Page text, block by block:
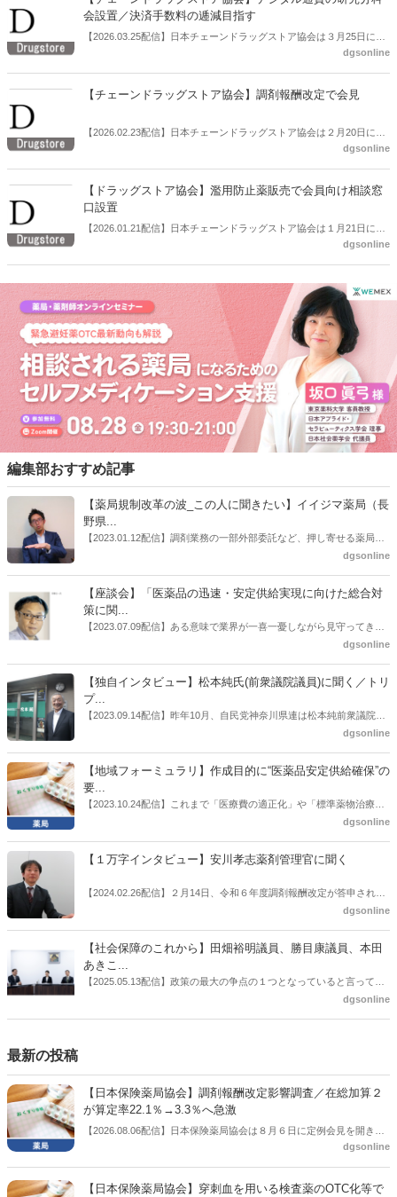
会設置／決済手数料の逓減目指す
【2026.03.25配信】日本チェーンドラッグストア協会は３月25日に定
例会見を開いた。この中でデジタル通貨の研究、検討を行う分科会を
dgsonline
【チェーンドラッグストア協会】調剤報酬改定で会見
【2026.02.23配信】日本チェーンドラッグストア協会は２月20日に会
見を開き、「令和８年度調剤報酬改定に対する見解」を公表、説明し
dgsonline
【ドラッグストア協会】濫用防止薬販売で会員向け相談窓
口設置
【2026.01.21配信】日本チェーンドラッグストア協会は１月21日に定
dgsonline
編集部おすすめ記事
【薬局規制改革の波_この人に聞きたい】イイジマ薬局（長
野県...
【2023.01.12配信】調剤業務の一部外部委託など、押し寄せる薬局業
界への規制改革の波。この規制改革の波を薬局業界はどう受け止めた
はないだろうか。本紙ではこうした問題について、厚労省「薬局薬剤
師の業務及び薬局の機能に関するワーキンググループ」に参考人とし
ても出席していたイイジマ薬局（長野県上田市）開設者である飯島裕
dgsonline
【座談会】「医薬品の迅速・安定供給実現に向けた総合対
策に関...
【2023.07.09配信】ある意味で業界が一喜一憂しながら見守ってきた
厚労省「医薬品の迅速・安定供給実現に向けた総合対策に関する有識
書がとりまとめられた。ドラビズon-lineでは検討会を総括する目的で
厚労省医政局医薬産業振興・医療情報企画課長（医薬産業振興・医療
情報企画課セルフケア・セルフメディケーション推進室長併任）安藤
公一氏や青山学院大学名誉教授の三村優美子氏、 日本保険薬局協会医
dgsonline
【独自インタビュー】松本純氏(前衆議院議員)に聞く／トリ
プ...
【2023.09.14配信】昨年10月、自民党神奈川県連は松本純前衆議院議
員を「自民党神奈川1区」（横浜市中区・磯子区・金沢区）の支部長
候補の前提となるもの。薬剤師に関わる政策に広く・深く関わってき
た同氏の復活に向けた薬剤師業界の期待には熱いものがある。不透明
感の払拭できない医療・介護・障害者サービスのトリプル改定等へ
の、薬剤師業界の強い危機感の裏返しといってもいいだろう。本稿で
dgsonline
【地域フォーミュラリ】作成目的に“医薬品安定供給確保”の
要...
【2023.10.24配信】これまで「医療費の適正化」や「標準薬物治療の
推進」などが目的とされることが多かった地域フォーミュラリの作
た。医薬品の安定供給確保だ。10月22日に開かれた「日本フォーミュ
飯田市）は、会員薬局から安定供給確保への強い要望があったことを
受け、安定供給確保が見込めるPPI３成分について銘柄を含めて選定
dgsonline
【１万字インタビュー】安川孝志薬剤管理官に聞く
【2024.02.26配信】２月14日、令和６年度調剤報酬改定が答申され
た。本紙では、厚生労働省保険局医療課・薬剤管理官の安川孝志氏
dgsonline
【社会保障のこれから】田畑裕明議員、勝目康議員、本田
あきこ...
【2025.05.13配信】政策の最大の争点の１つとなっていると言っても
よいのが社会保障のこれからのあり方だ。特に与党では、政府関係者
dgsonline
最新の投稿
【日本保険薬局協会】調剤報酬改定影響調査／在総加算２
が算定率22.1％→3.3％へ急激
【2026.08.06配信】日本保険薬局協会は８月６日に定例会見を開き、
「令和８年度調剤報酬改定に係る保険薬局への影響」の調査結果を公
3.3％へ大きく低下した。
dgsonline
【日本保険薬局協会】穿刺血を用いる検査薬のOTC化等で